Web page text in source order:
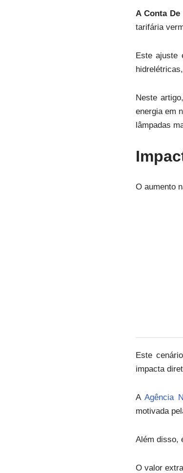
A Conta De
tarifária
Este ajuste
Neste
energia em
lâmpadas
O aumento
Este
impacta
A Agência
motivada
Além disso,
O valor